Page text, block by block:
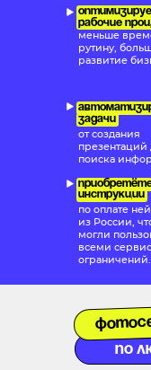
меньше
рутину,
развитие
рабочие
от создания
презентаций
поиска
задачи
по оплате
из России,
могли
всеми
ограничений.
инструкции
по